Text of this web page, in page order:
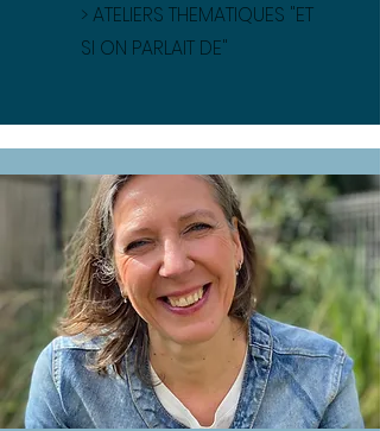
>ATELIERS THEMATIQUES "ET
SI ON PARLAIT DE"